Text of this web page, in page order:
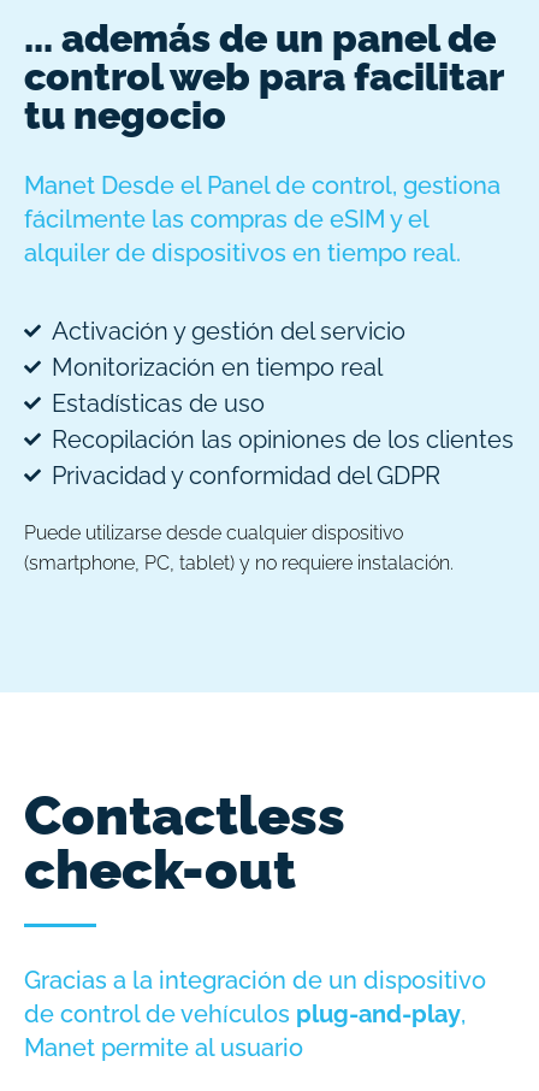
... además de un panel de
control web para facilitar
tu negocio
Manet Desde el Panel de control, gestiona
fácilmente las compras de eSIM y el
alquiler de dispositivos en tiempo real.
Activación y gestión del servicio
Monitorización en tiempo real
Estadísticas de uso
Recopilación las opiniones de los clientes
Privacidad y conformidad del GDPR
Puede utilizarse desde cualquier dispositivo
(smartphone, PC, tablet) y no requiere instalación.
Contactless
check-out
Gracias a la integración de un dispositivo
de control de vehículos plug-and-play,
Manet permite al usuario